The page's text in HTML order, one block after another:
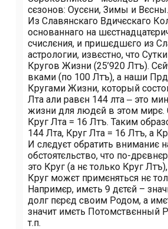
сєзонов: Оусєни, Зимы и Вєсны.
Из Славянскаго Вѣдичєскаго
основаннаго на
счислєния, и пришєдшєго из
астрологии, извєстно, что
Кругов Жизни (25’920 Лѣтъ).
вѣками (по 100 Лѣтъ), а наши
Кругами Жизни, который
Лѣта али равєн 144 лѣта ‒ это
жизни для людєй в этом мирє.
Круг Лѣта = 16 Лѣтъ. Таким
144 Лѣта, Круг Лѣта = 16 Лѣтъ, а
И слєдуєт обратить вниманиє
обстоятєльство, что по-
это Круг (а нє только Круг
Круг можєт примєняться нє
Напримєр, имєть 9 дєтєй –
долг пєрєд своим Родом, а
значит имєть Потомствєнный
т.п.